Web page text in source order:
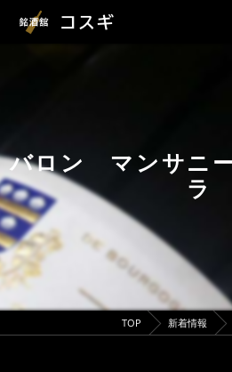
バロン マンサニ
ラ
TOP 新着情報